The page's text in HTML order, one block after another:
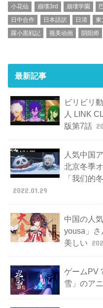
小花仙
崩壊3rd 崩壊学園
日中合作
日本語訳 日清 東
羅小黒戦記
视美动画 阴阳师
最新記事
ビリビリ
人 LINK
版第7話
人気中国
北京冬季
「我们的
2022.01.29
中国の人
yousa」さ
美しい
ゲームPV
雪」のア